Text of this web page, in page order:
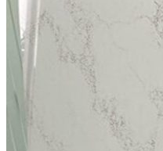
Đá Granite Màu
Đá Granite Màu Xám
Đá Granite Màu Đen
Đá Granite Màu
Đá Granite Màu Nâu